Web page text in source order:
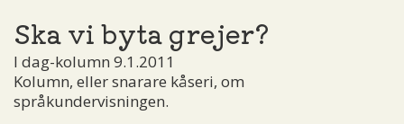
Ska vi byta grejer?
I dag-kolumn 9.1.2011
Kolumn, eller snarare kåseri, om
språkundervisningen.